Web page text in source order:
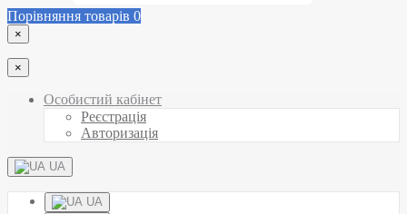
Порівняння товарів 0
×
×
Особистий кабінет
Реєстрація
Авторизація
UA
UA